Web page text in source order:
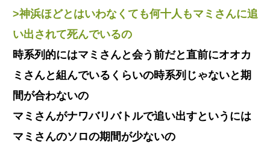
>神浜ほどとはいわなくても何十人もマミさんに追
い出されて死んでいるの
時系列的にはマミさんと会う前だと直前にオオカ
ミさんと組んでいるくらいの時系列じゃないと期
間が合わないの
マミさんがナワバリバトルで追い出すというには
マミさんのソロの期間が少ないの